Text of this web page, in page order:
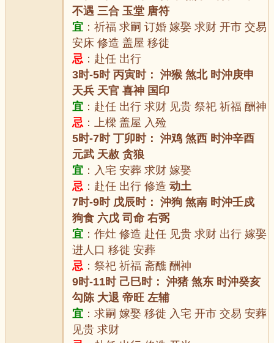
不遇 三合 玉堂 唐符
宜 ：祈福 求嗣 订婚 嫁娶 求财 开市 交易
安床 修造 盖屋 移徙
忌 ：赴任 出行
3时-5时 丙寅时： 沖猴 煞北 时沖庚申
天兵 天官 喜神 国印
宜 ：赴任 出行 求财 见贵 祭祀 祈福 酬神
忌 ：上樑 盖屋 入殓
5时-7时 丁卯时： 沖鸡 煞西 时沖辛酉
元武 天赦 贪狼
宜 ：入宅 安葬 求财 嫁娶
忌 ：赴任 出行 修造动土
7时-9时 戊辰时： 沖狗 煞南 时沖壬戍
狗食 六戊 司命 右弼
宜 ：作灶 修造 赴任 见贵 求财 出行 嫁娶
进人口 移徙 安葬
忌 ：祭祀 祈福 斋醮 酬神
9时-11时 己巳时： 沖猪 煞东 时沖癸亥
勾陈 大退 帝旺 左辅
宜 ：求嗣 嫁娶 移徙 入宅 开市 交易 安葬
见贵 求财